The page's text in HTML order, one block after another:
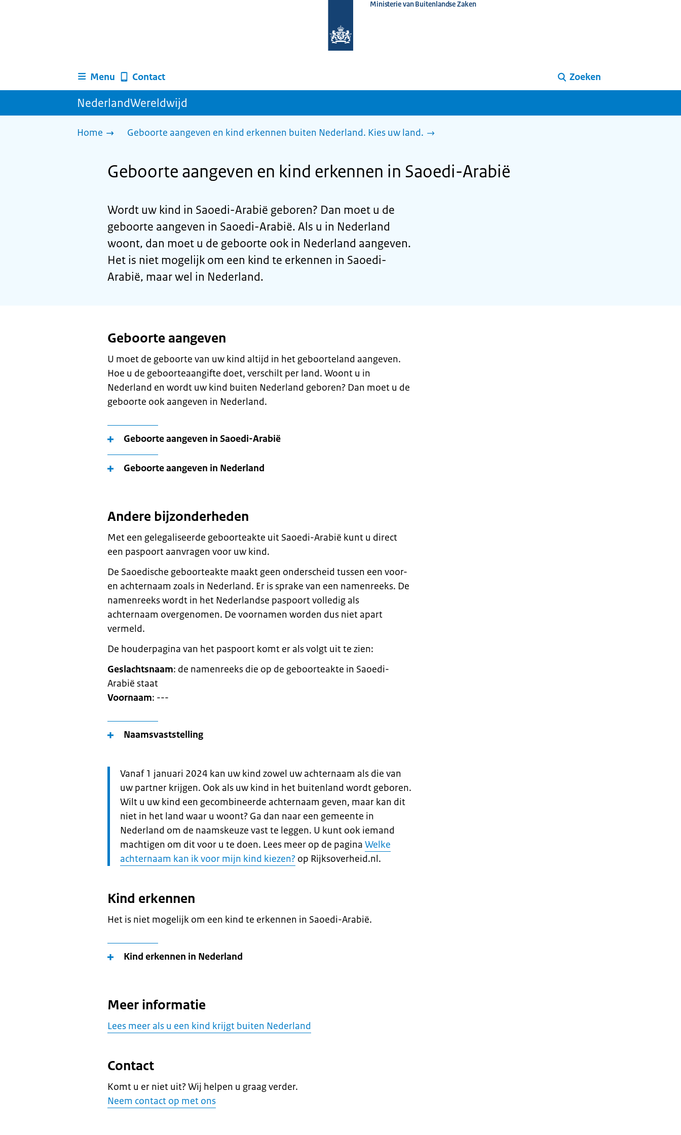
homepage
Ministerie van Buitenlandse Zaken
Menu Contact Zoeken
NederlandWereldwijd
Home Geboorte aangeven en kind erkennen buiten Nederland. Kies uw land.
Geboorte aangeven en kind erkennen in Saoedi-Arabië
Wordt uw kind in Saoedi-Arabië geboren? Dan moet u de
geboorte aangeven in Saoedi-Arabië. Als u in Nederland
woont, dan moet u de geboorte ook in Nederland aangeven.
Het is niet mogelijk om een kind te erkennen in Saoedi-
Arabië, maar wel in Nederland.
Geboorte aangeven
U moet de geboorte van uw kind altijd in het geboorteland aangeven.
Hoe u de geboorteaangifte doet, verschilt per land. Woont u in
Nederland en wordt uw kind buiten Nederland geboren? Dan moet u de
geboorte ook aangeven in Nederland.
Geboorte aangeven in Saoedi-Arabië
Geboorte aangeven in Nederland
Andere bijzonderheden
Met een gelegaliseerde geboorteakte uit Saoedi-Arabië kunt u direct
een paspoort aanvragen voor uw kind.
De Saoedische geboorteakte maakt geen onderscheid tussen een voor-
en achternaam zoals in Nederland. Er is sprake van een namenreeks. De
namenreeks wordt in het Nederlandse paspoort volledig als
achternaam overgenomen. De voornamen worden dus niet apart
vermeld.
De houderpagina van het paspoort komt er als volgt uit te zien:
Geslachtsnaam: de namenreeks die op de geboorteakte in Saoedi-
Arabië staat
Voornaam: ---
Naamsvaststelling
Let
op:
Vanaf 1 januari 2024 kan uw kind zowel uw achternaam als die van
uw partner krijgen. Ook als uw kind in het buitenland wordt geboren.
Wilt u uw kind een gecombineerde achternaam geven, maar kan dit
niet in het land waar u woont? Ga dan naar een gemeente in
Nederland om de naamskeuze vast te leggen. U kunt ook iemand
machtigen om dit voor u te doen. Lees meer op de pagina Welke
achternaam kan ik voor mijn kind kiezen? op Rijksoverheid.nl.
Kind erkennen
Het is niet mogelijk om een kind te erkennen in Saoedi-Arabië.
Kind erkennen in Nederland
Meer informatie
Lees meer als u een kind krijgt buiten Nederland
Contact
Komt u er niet uit? Wij helpen u graag verder.
Neem contact op met ons